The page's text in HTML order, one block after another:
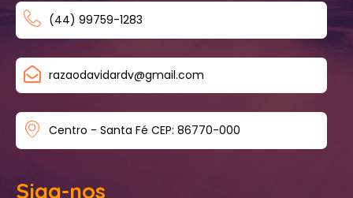
(44) 99759-1283
razaodavidardv@gmail.com
Centro - Santa Fé CEP: 86770-000
Siga-nos